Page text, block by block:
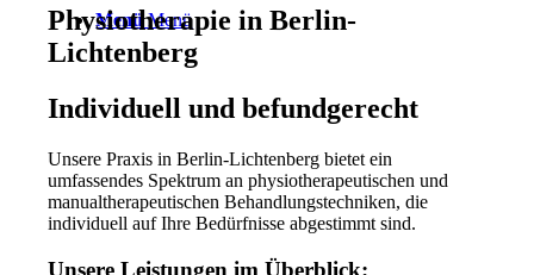
Menü Menü
Physiotherapie in Berlin-
Lichtenberg
Individuell und befundgerecht
Unsere Praxis in Berlin-Lichtenberg bietet ein
umfassendes Spektrum an physiotherapeutischen und
manualtherapeutischen Behandlungstechniken, die
individuell auf Ihre Bedürfnisse abgestimmt sind.
Unsere Leistungen im Überblick: